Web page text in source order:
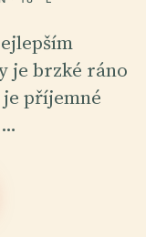
je brzké ráno
příjemné